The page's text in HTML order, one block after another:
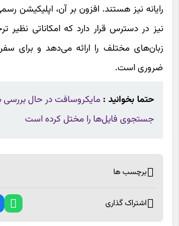
نیز در دسترس قرار دارد که امکاناتی نظیر
زبان‌های مختلف را ارائه می‌دهد و برای
ضروری است.
جستجوی فایل‌ها را مختل کرده است